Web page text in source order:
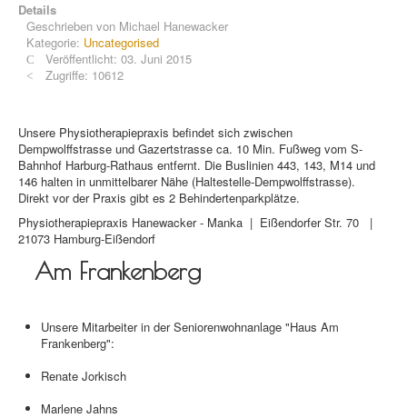
Details
Geschrieben von Michael Hanewacker
Kategorie: Uncategorised
Veröffentlicht: 03. Juni 2015
Zugriffe: 10612
Unsere Physiotherapiepraxis befindet sich zwischen
Dempwolffstrasse und Gazertstrasse ca. 10 Min. Fußweg vom S-
Bahnhof Harburg-Rathaus entfernt. Die Buslinien 443, 143, M14 und
146 halten in unmittelbarer Nähe (Haltestelle-Dempwolffstrasse).
Direkt vor der Praxis gibt es 2 Behindertenparkplätze.
Physiotherapiepraxis Hanewacker - Manka | Eißendorfer Str. 70 |
21073 Hamburg-Eißendorf
Am Frankenberg
Unsere Mitarbeiter in der Seniorenwohnanlage "Haus Am
Frankenberg":
Renate Jorkisch
Marlene Jahns